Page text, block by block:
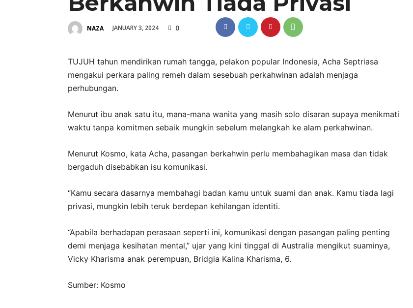
NAZA JANUARY 3, 2024 0
TUJUH tahun mendirikan rumah tangga, pelakon popular Indonesia, Acha Septriasa
mengakui perkara paling remeh dalam sesebuah perkahwinan adalah menjaga
perhubungan.
Menurut ibu anak satu itu, mana-mana wanita yang masih solo disaran supaya menikmati
waktu tanpa komitmen sebaik mungkin sebelum melangkah ke alam perkahwinan.
Menurut Kosmo, kata Acha, pasangan berkahwin perlu membahagikan masa dan tidak
bergaduh disebabkan isu komunikasi.
“Kamu secara dasarnya membahagi badan kamu untuk suami dan anak. Kamu tiada lagi
privasi, mungkin lebih teruk berdepan kehilangan identiti.
“Apabila berhadapan perasaan seperti ini, komunikasi dengan pasangan paling penting
demi menjaga kesihatan mental,” ujar yang kini tinggal di Australia mengikut suaminya,
Vicky Kharisma anak perempuan, Bridgia Kalina Kharisma, 6.
Sumber: Kosmo